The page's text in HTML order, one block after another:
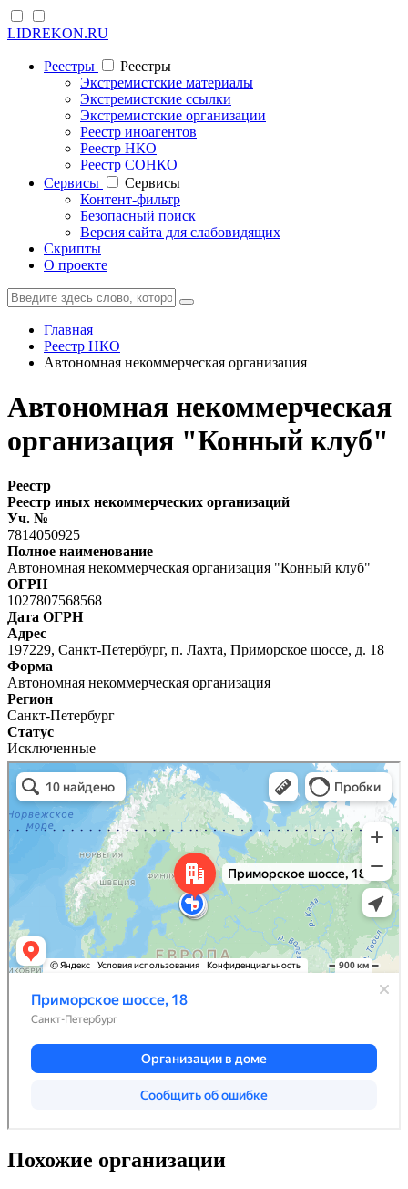
LIDREKON.RU
Реестры
Реестры
Экстремистские материалы
Экстремистские ссылки
Экстремистские организации
Реестр иноагентов
Реестр НКО
Реестр СОНКО
Cервисы
Cервисы
Контент-фильтр
Безопасный поиск
Версия сайта для слабовидящих
Скрипты
О проекте
Главная
Реестр НКО
Автономная некоммерческая организация
Автономная некоммерческая
организация "Конный клуб"
Реестр
Реестр иных некоммерческих организаций
Уч. №
7814050925
Полное наименование
Автономная некоммерческая организация "Конный клуб"
ОГРН
1027807568568
Дата ОГРН
Адрес
197229, Санкт-Петербург, п. Лахта, Приморское шоссе, д. 18
Форма
Автономная некоммерческая организация
Регион
Санкт-Петербург
Статус
Исключенные
Похожие организации